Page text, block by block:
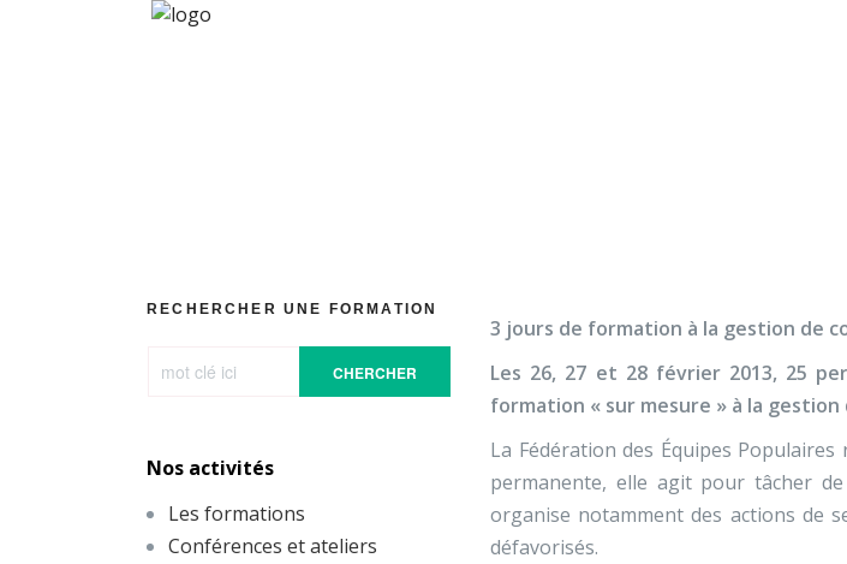
3 jours de formation à la gestion de
Les 26, 27 et 28 février 2013, 25
formation « sur mesure » à la gestion
La Fédération des Équipes
permanente, elle agit pour tâcher
organise notamment des actions de
défavorisés.
RECHERCHER UNE FORMATION
CHERCHER
Nos activités
Les formations
Conférences et ateliers